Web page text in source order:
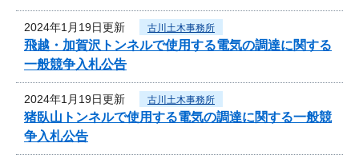
2024年1月19日更新 古川土木事務所
飛越・加賀沢トンネルで使用する電気の調達に関する
一般競争入札公告
2024年1月19日更新 古川土木事務所
猪臥山トンネルで使用する電気の調達に関する一般競
争入札公告